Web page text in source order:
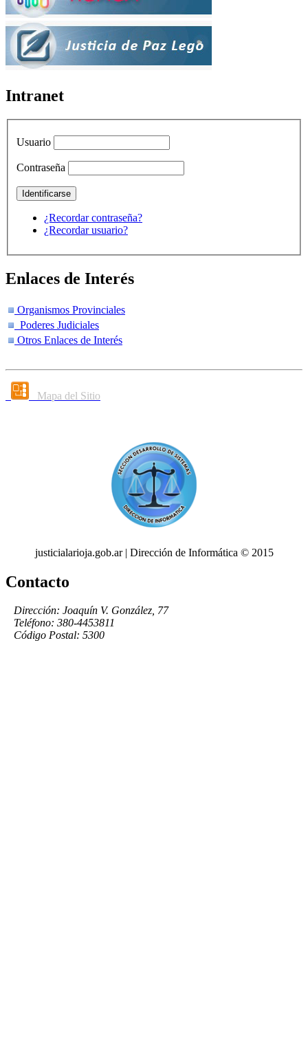
Intranet
Usuario
Contraseña
¿Recordar contraseña?
¿Recordar usuario?
Enlaces de Interés
Organismos Provinciales
Poderes Judiciales
Otros Enlaces de Interés
Mapa del Sitio
justicialarioja.gob.ar | Dirección de Informática © 2015
Contacto
Dirección: Joaquín V. González, 77
Teléfono: 380-4453811
Código Postal: 5300